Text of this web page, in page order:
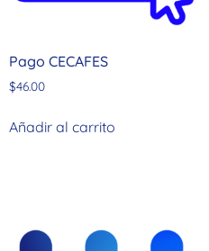
Pago CECAFES
$46.00
Añadir al carrito